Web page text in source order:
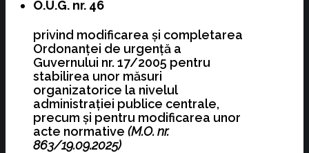
O.U.G. nr. 46
privind modificarea şi completarea
Ordonanţei de urgenţă a
Guvernului nr. 17/2005 pentru
stabilirea unor măsuri
organizatorice la nivelul
administraţiei publice centrale,
precum şi pentru modificarea unor
acte normative (M.O. nr.
863/19.09.2025)